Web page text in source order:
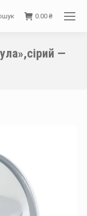
0.00 ₴
—